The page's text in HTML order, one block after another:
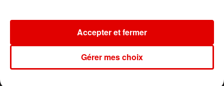
Gérer mes choix
Accepter et fermer